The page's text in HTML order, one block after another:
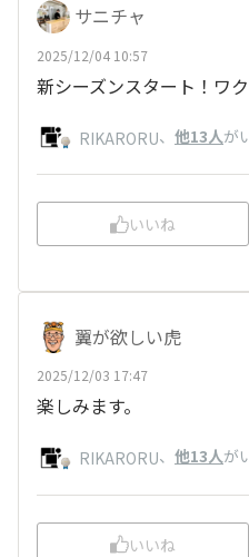
サニチャ
2025/12/04 10:57
新シーズンスタート！ワ
RIKARORU、 他13人が
いいね
翼が欲しい虎
2025/12/03 17:47
楽しみます。
RIKARORU、 他13人が
いいね